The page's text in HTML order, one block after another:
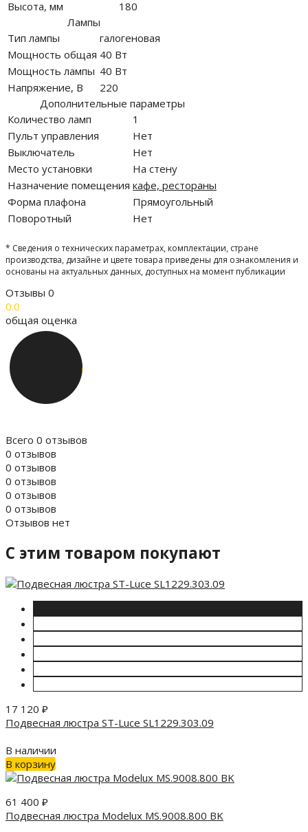
Высота, мм
180
Лампы
Тип лампы
галогеновая
Мощность общая 40 Вт
Мощность лампы 40 Вт
Напряжение, В
220
Дополнительные параметры
Количество ламп
1
Пульт управления
Нет
Выключатель
Нет
Место установки
На стену
Назначение помещения кафе, рестораны
Форма плафона
Прямоугольный
Поворотный
Нет
* Сведения о технических параметрах, комплектации, стране
производства, дизайне и цвете товара приведены для ознакомления и
основаны на актуальных данных, доступных на момент публикации
Отзывы 0
0.0
общая оценка
Всего 0 отзывов
0 отзывов
0 отзывов
0 отзывов
0 отзывов
0 отзывов
Отзывов нет
C этим товаром покупают
17 120 ₽
Подвесная люстра ST-Luce SL1229.303.09
В наличии
В корзину
61 400 ₽
Подвесная люстра Modelux MS.9008.800 BK